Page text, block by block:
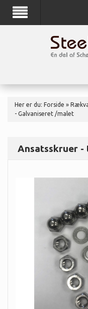
Her er du: Forside »
- Galvaniseret /malet
Ansatsskruer